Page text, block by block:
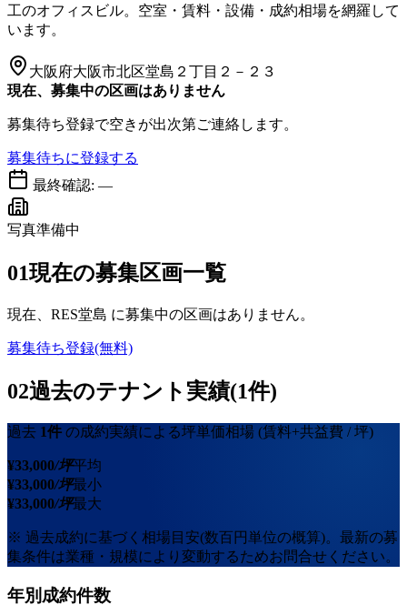
工のオフィスビル。空室・賃料・設備・成約相場を網羅して
います。
大阪府大阪市北区堂島２丁目２－２３
現在、募集中の区画はありません
募集待ち登録で空きが出次第ご連絡します。
募集待ちに登録する
最終確認: —
写真準備中
01現在の募集区画一覧
現在、 RES堂島 に募集中の区画はありません。
募集待ち登録(無料)
02過去のテナント実績(1件)
過去 1件 の成約実績による坪単価相場 (賃料+共益費 / 坪)
¥33,000/坪平均
¥33,000/坪最小
¥33,000/坪最大
※ 過去成約に基づく相場目安(数百円単位の概算)。最新の募
集条件は業種・規模により変動するためお問合せください。
年別成約件数